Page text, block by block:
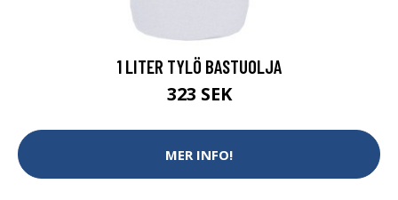
1 LITER TYLÖ BASTUOLJA
323 SEK
MER INFO!